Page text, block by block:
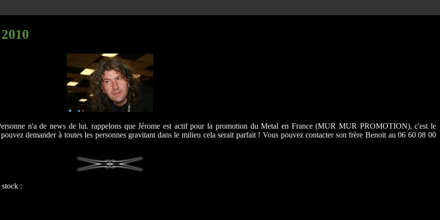
n'a de news de lui. rappelons que Jérome est actif pour la promotion du Metal en France (MUR MUR PROMOTION), c'est le
demander à toutes les personnes gravitant dans le milieu cela serait parfait ! Vous pouvez contacter son frère Benoit au 06 60 08 00
stock :